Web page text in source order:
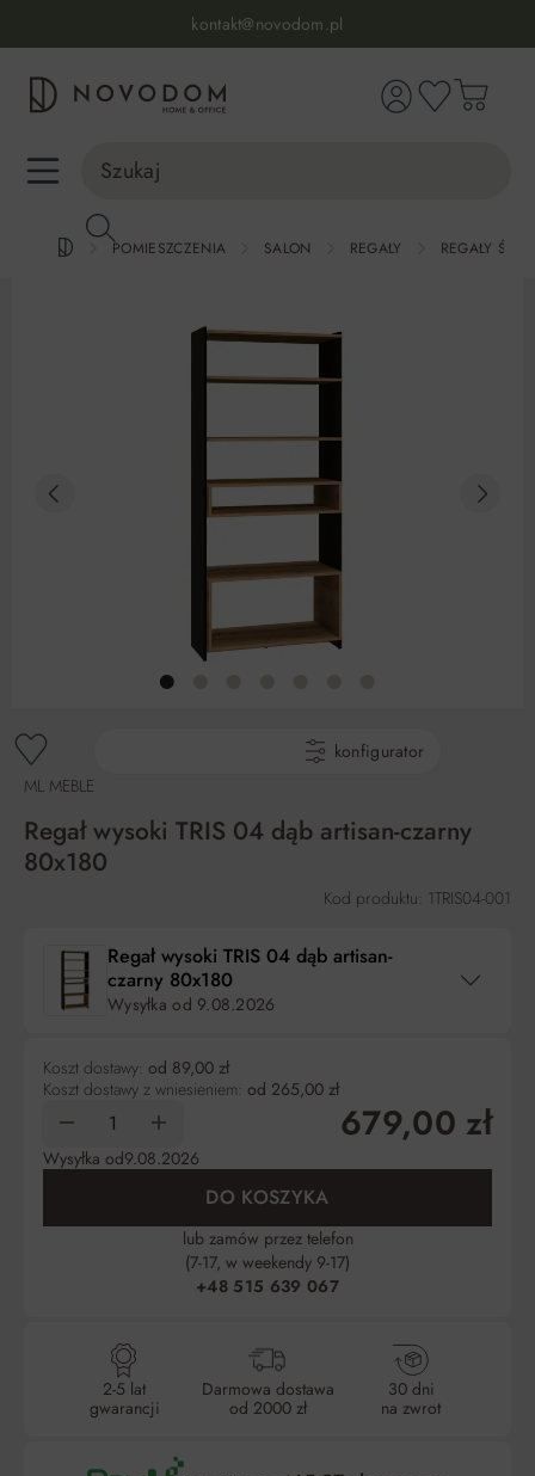
kontakt@novodom.pl
Dostawa z wniesieniem
30 dni na zwrot lub wymianę
98% zadowolonych klientów
POMIESZCZENIA SALON REGAŁY REGAŁY
ML MEBLE
konfigurator
Regał wysoki TRIS 04 dąb artisan-czarny
80x180
Kod produktu: 1TRIS04-001
Regał wysoki TRIS 04 dąb artisan-
czarny 80x180
Wysyłka od 9.08.2026
Koszt dostawy: od 89,00 zł
Koszt dostawy z wniesieniem: od 265,00 zł
679,00 zł
Wysyłka od9.08.2026
DO KOSZYKA
lub zamów przez telefon
(7-17, w weekendy 9-17)
+48 515 639 067
2-5 lat
gwarancji
Darmowa dostawa
od 2000 zł
30 dni
na zwrot